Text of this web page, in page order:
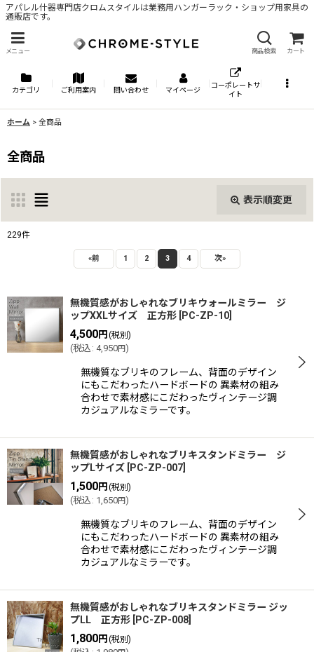
アパレル什器専門店クロムスタイルは業務用ハンガーラック・ショップ用家具の
通販店です。
メニュー 商品検索 カート
カテゴリ ご利用案内 問い合わせ マイページ
コーポレートサ
イト
ホーム > 全商品
全商品
表示順変更
並び順 :
229件
«前 1 2 3 4 次»
無機質感がおしゃれなブリキウォールミラー ジ
ップXXLサイズ 正方形
PC-ZP-10
4,500円 (税別)
(税込 : 4,950円)
無機質なブリキのフレーム、背面のデザイン
にもこだわったハードボードの 異素材の組み
合わせで素材感にこだわったヴィンテージ調
カジュアルなミラーです。
無機質感がおしゃれなブリキスタンドミラー ジ
ップLサイズ
PC-ZP-007
1,500円 (税別)
(税込 : 1,650円)
無機質なブリキのフレーム、背面のデザイン
にもこだわったハードボードの 異素材の組み
合わせで素材感にこだわったヴィンテージ調
カジュアルなミラーです。
無機質感がおしゃれなブリキスタンドミラー ジッ
プLL 正方形
PC-ZP-008
1,800円 (税別)